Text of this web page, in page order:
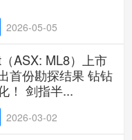
2026-05-05
ASX: ML8）上市
首份勘探结果 钻钻
！ 剑指半...
2026-03-02